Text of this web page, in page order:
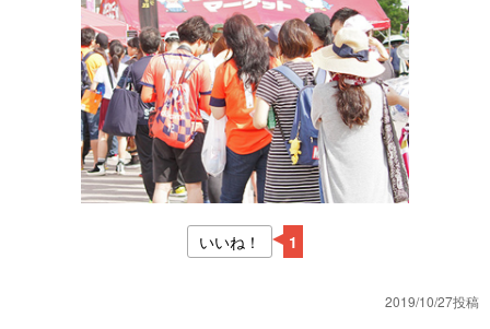
いいね！ 1
2019/10/27投稿